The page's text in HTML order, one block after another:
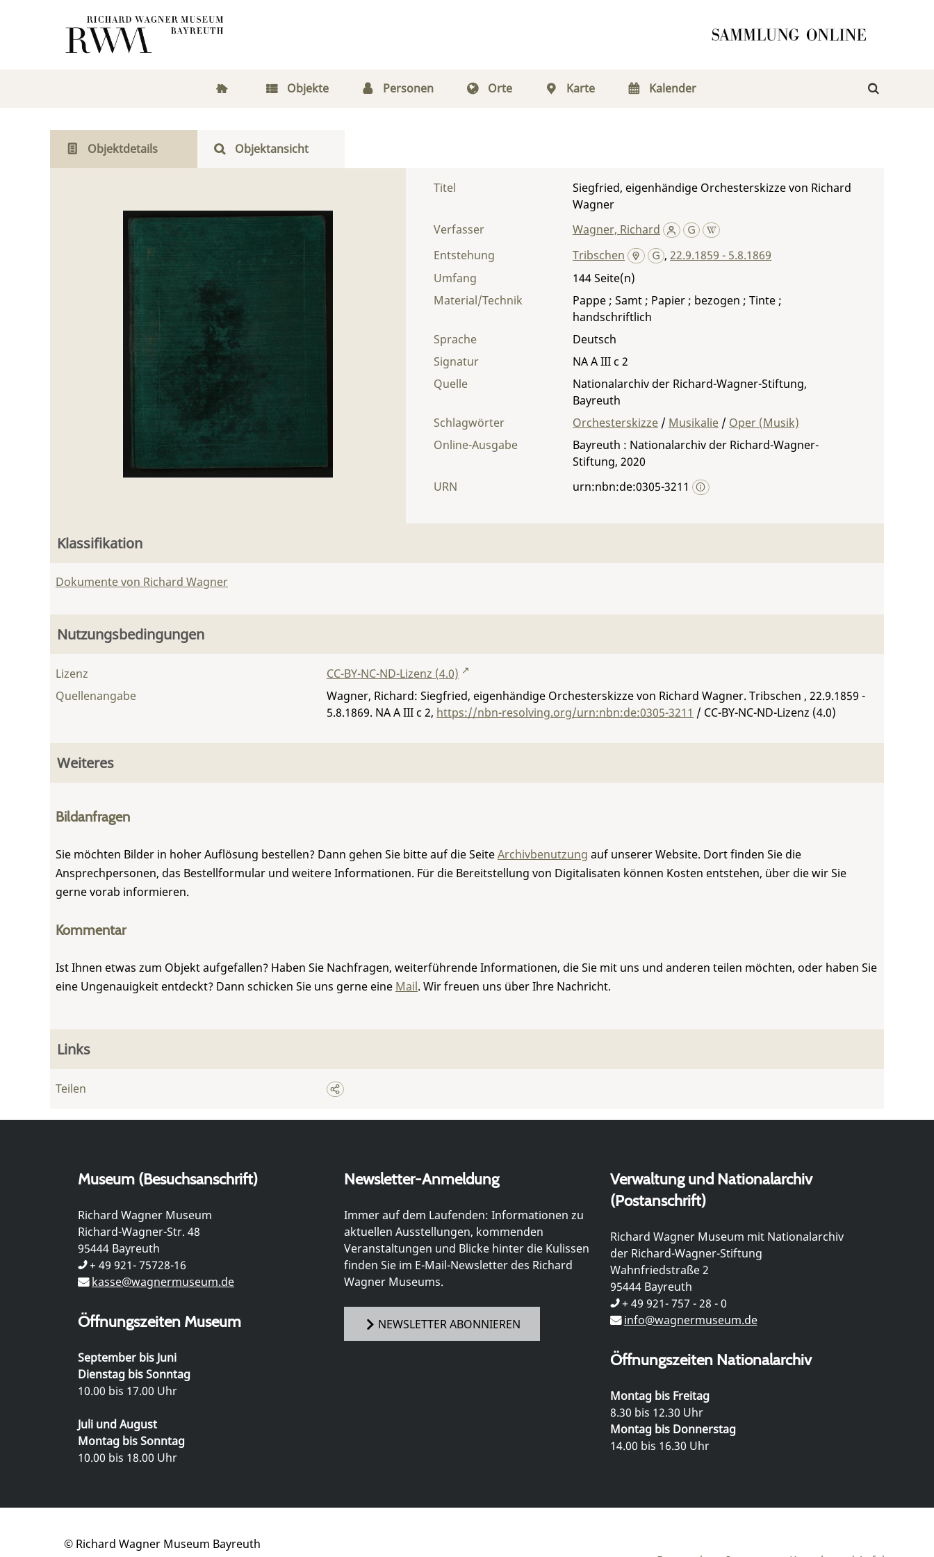
Objekte Personen Orte Karte Kalender
Objektdetails Objektansicht
Titel
Siegfried, eigenhändige Orchesterskizze von Richard
Wagner
Verfasser
Wagner, Richard
Entstehung
Tribschen ,22.9.1859 - 5.8.1869
Umfang
144
Material/Technik
Pappe ; Samt ; Papier ; bezogen ; Tinte ;
handschriftlich
Sprache
Deutsch
Signatur
NA A III c 2
Quelle
Nationalarchiv der Richard-Wagner-Stiftung,
Bayreuth
Schlagwörter
Orchesterskizze / Musikalie / Oper (Musik)
Online-Ausgabe
Bayreuth : Nationalarchiv der Richard-Wagner-
Stiftung, 2020
URN
urn:nbn:de:0305-3211
Klassifikation
Dokumente von Richard Wagner
Nutzungsbedingungen
Lizenz
CC-BY-NC-ND-Lizenz (4.0)
Quellenangabe
Wagner, Richard: Siegfried, eigenhändige Orchesterskizze von Richard Wagner. Tribschen , 22.9.1859 -
5.8.1869. NA A III c 2, https://nbn-resolving.org/urn:nbn:de:0305-3211 / CC-BY-NC-ND-Lizenz (4.0)
Weiteres
Bildanfragen
Sie möchten Bilder in hoher Auflösung bestellen? Dann gehen Sie bitte auf die SeiteArchivbenutzung auf unserer Website. Dort finden Sie die
Ansprechpersonen, das Bestellformular und weitere Informationen. Für die Bereitstellung von Digitalisaten können Kosten entstehen, über die wir Sie
gerne vorab informieren.
Kommentar
Ist Ihnen etwas zum Objekt aufgefallen? Haben Sie Nachfragen, weiterführende Informationen, die Sie mit uns und anderen teilen möchten, oder haben Sie
eine Ungenauigkeit entdeckt? Dann schicken Sie uns gerne eine Mail. Wir freuen uns über Ihre Nachricht.
Links
Teilen
Museum (Besuchsanschrift)
Richard Wagner Museum
Richard-Wagner-Str. 48
95444 Bayreuth
+ 49 921- 75728-16
kasse@wagnermuseum.de
Öffnungszeiten Museum
September bis Juni
Dienstag bis Sonntag
10.00 bis 17.00 Uhr
Juli und August
Montag bis Sonntag
10.00 bis 18.00 Uhr
Newsletter-Anmeldung
Immer auf dem Laufenden: Informationen zu
aktuellen Ausstellungen, kommenden
Veranstaltungen und Blicke hinter die Kulissen
finden Sie im E-Mail-Newsletter des Richard
Wagner Museums.
NEWSLETTER ABONNIEREN
Verwaltung und Nationalarchiv
(Postanschrift)
Richard Wagner Museum mit Nationalarchiv
der Richard-Wagner-Stiftung
Wahnfriedstraße 2
95444 Bayreuth
+ 49 921- 757 - 28 - 0
info@wagnermuseum.de
Öffnungszeiten Nationalarchiv
Montag bis Freitag
8.30 bis 12.30 Uhr
Montag bis Donnerstag
14.00 bis 16.30 Uhr
© Richard Wagner Museum Bayreuth